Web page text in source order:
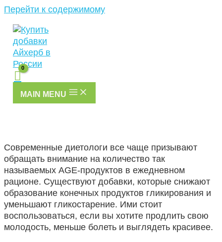
Перейти к содержимому
MAIN MENU
Современные диетологи все чаще призывают
обращать внимание на количество так
называемых AGE-продуктов в ежедневном
рационе. Существуют добавки, которые снижают
образование конечных продуктов гликирования и
уменьшают гликостарение. Ими стоит
воспользоваться, если вы хотите продлить свою
молодость, меньше болеть и выглядеть красивее.